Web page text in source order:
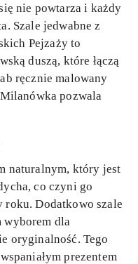
nie powtarza i każdy
Szale jedwabne z
Pejzaży to
duszą, które łączą
ręcznie malowany
pozwala
naturalnym, który jest
co czyni go
roku. Dodatkowo szale
wyborem dla
oryginalność. Tego
prezentem